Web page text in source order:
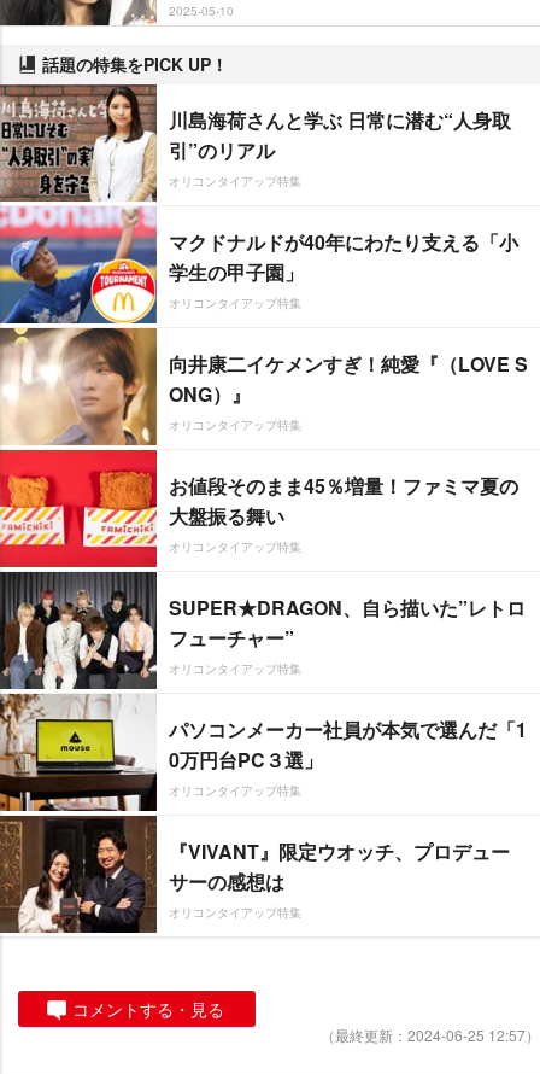
2025-05-10
話題の特集をPICK UP！
川島海荷さんと学ぶ 日常に潜む“人身取
引”のリアル
オリコンタイアップ特集
マクドナルドが40年にわたり支える「小
学生の甲子園」
オリコンタイアップ特集
向井康二イケメンすぎ！純愛『（LOVE S
ONG）』
オリコンタイアップ特集
お値段そのまま45％増量！ファミマ夏の
大盤振る舞い
オリコンタイアップ特集
SUPER★DRAGON、自ら描いた”レトロ
フューチャー”
オリコンタイアップ特集
パソコンメーカー社員が本気で選んだ「1
0万円台PC３選」
オリコンタイアップ特集
『VIVANT』限定ウオッチ、プロデュー
サーの感想は
オリコンタイアップ特集
コメントする・見る
（最終更新：2024-06-25 12:57）